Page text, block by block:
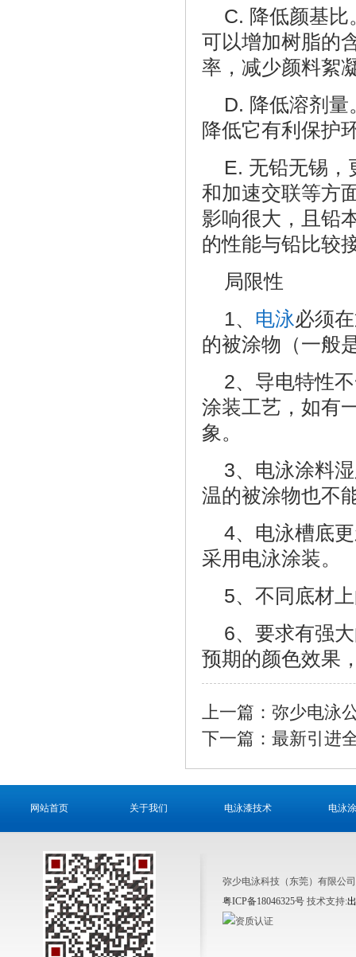
C. 降低颜基
可以增加树脂的
率，减少颜料絮
D. 降低溶剂
降低它有利保护
E. 无铅无锡，
和加速交联等方
影响很大，且铅
的性能与铅比较
局限性
1、 电泳必须
的被涂物（一般
2、导电特性
涂装工艺，如有
象。
3、电泳涂料
温的被涂物也不
4、电泳槽底
采用电泳涂装。
5、不同底材
6、要求有强
预期的颜色效果
上一篇： 弥少电泳
下一篇： 最新引进
网站首页 关于我们 电泳漆技术 电泳
弥少电泳科技（东莞）有限公
粤ICP备18046325号 技术支持: